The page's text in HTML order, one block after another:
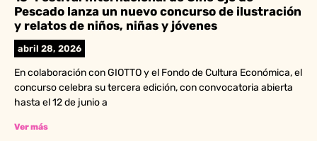
Pescado lanza un nuevo concurso de ilustración
y relatos de niños, niñas y jóvenes
abril 28, 2026
En colaboración con GIOTTO y el Fondo de Cultura Económica, el
concurso celebra su tercera edición, con convocatoria abierta
hasta el 12 de junio a
Ver más